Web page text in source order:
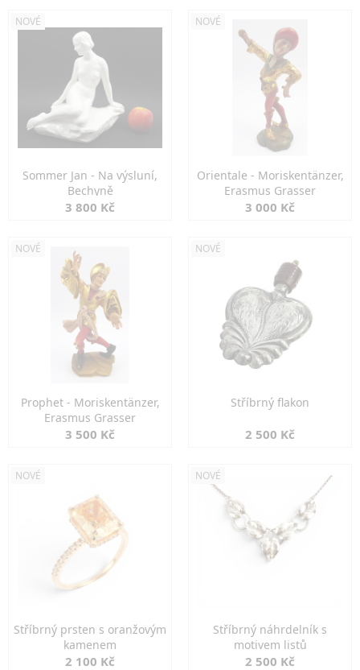
NOVÉ
Sommer Jan - Na výsluní,
Bechyně
3 800 Kč
NOVÉ
Orientale - Moriskentänzer,
Erasmus Grasser
3 000 Kč
NOVÉ
Prophet - Moriskentänzer,
Erasmus Grasser
3 500 Kč
NOVÉ
Stříbrný flakon
2 500 Kč
NOVÉ
Stříbrný prsten s oranžovým
kamenem
2 100 Kč
NOVÉ
Stříbrný náhrdelník s
motivem listů
2 500 Kč